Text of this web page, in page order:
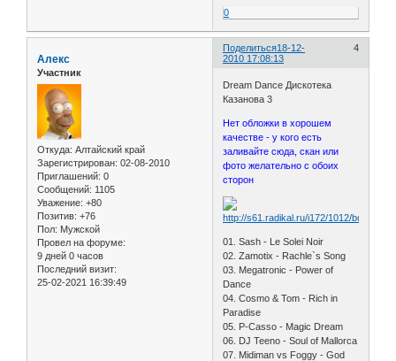
0
Поделиться 4
18-12-
2010 17:08:13
Алекс
Участник
Откуда: Алтайский край
Зарегистрирован: 02-08-2010
Приглашений: 0
Сообщений: 1105
Уважение: +80
Позитив: +76
Пол: Мужской
Провел на форуме:
9 дней 0 часов
Последний визит:
25-02-2021 16:39:49
Dream Dance Дискотека
Казанова 3
Нет обложки в хорошем
качестве - у кого есть
заливайте сюда, скан или
фото желательно с обоих
сторон
01. Sash - Le Solei Noir
02. Zamotix - Rachle`s Song
03. Megatronic - Power of
Dance
04. Cosmo & Tom - Rich in
Paradise
05. P-Casso - Magic Dream
06. DJ Teeno - Soul of Mallorca
07. Midiman vs Foggy - God